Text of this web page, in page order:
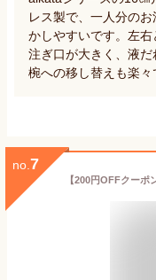
レス製で、一人分の
かしやすいです。左右
注ぎ口が大きく、液
椀への移し替えも楽々
no. 7